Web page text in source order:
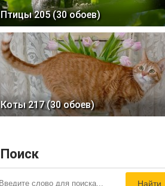
Птицы 205 (30 обоев)
Коты 217 (30 обоев)
Поиск
Найти